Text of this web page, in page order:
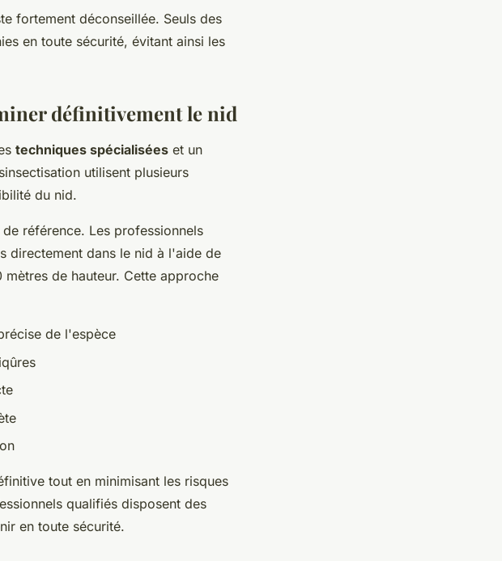
fortement déconseillée. Seuls des
en toute sécurité, évitant ainsi les
définitivement le nid
techniques spécialisées et un
utilisent plusieurs
du nid.
référence. Les professionnels
directement dans le nid à l'aide de
de hauteur. Cette approche
de l'espèce
tout en minimisant les risques
qualifiés disposent des
en toute sécurité.